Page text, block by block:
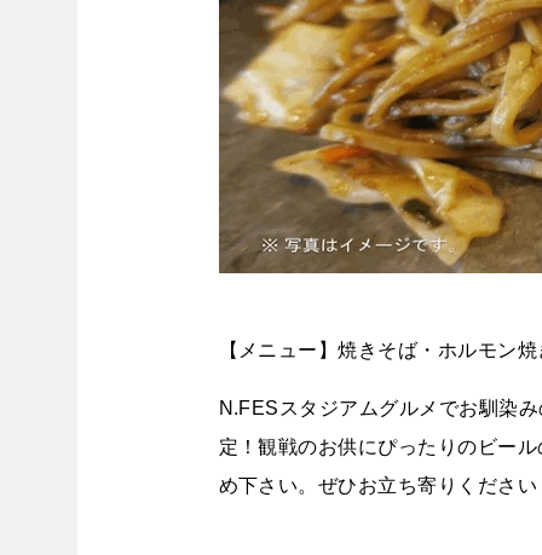
【メニュー】焼きそば・ホルモン
N.FESスタジアムグルメでお馴染
定！観戦のお供にぴったりのビー
め下さい。ぜひお立ち寄りください